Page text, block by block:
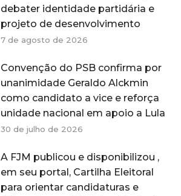
debater identidade partidária e
projeto de desenvolvimento
7 de agosto de 2026
Convenção do PSB confirma por
unanimidade Geraldo Alckmin
como candidato a vice e reforça
unidade nacional em apoio a Lula
30 de julho de 2026
A FJM publicou e disponibilizou ,
em seu portal, Cartilha Eleitoral
para orientar candidaturas e